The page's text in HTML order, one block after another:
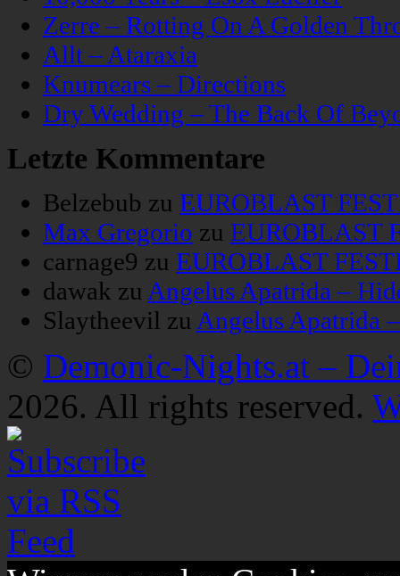
Zerre – Rotting On A Golden
Allt – Ataraxia
Knumears – Directions
Dry Wedding – The Back Of
Letzte Kommentare
Belzebub zu EUROBLAST
Max Gregorio zu EUROBLAST
carnage9 zu EUROBLAST
dawak zu Angelus Apatrida –
Slaytheevil zu Angelus Apatrida
© Demonic-Nights.at –
2026. All rights reserved.